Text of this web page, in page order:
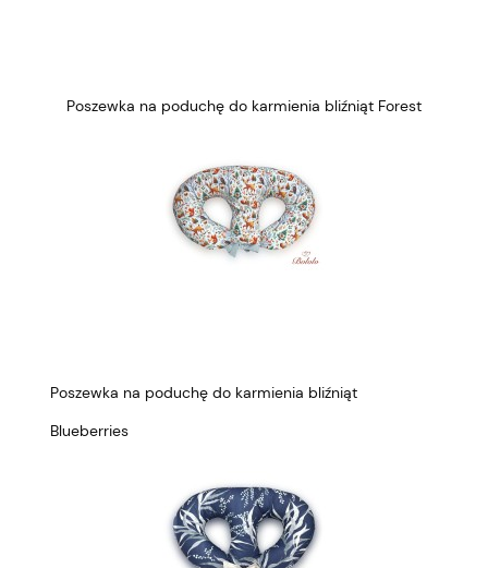
Poszewka na poduchę do karmienia bliźniąt Forest
Poszewka na poduchę do karmienia bliźniąt
Blueberries